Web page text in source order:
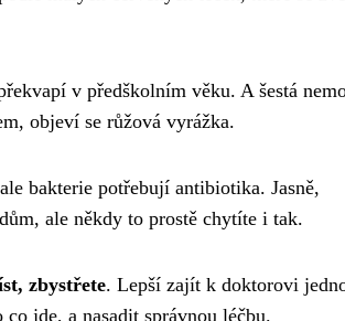
v předškolním věku. A šestá
objeví se růžová vyrážka.
bakterie potřebují antibiotika. Jasně,
ale někdy to prostě chytíte i tak.
zbystřete. Lepší zajít k doktorovi
jde, a nasadit správnou léčbu.